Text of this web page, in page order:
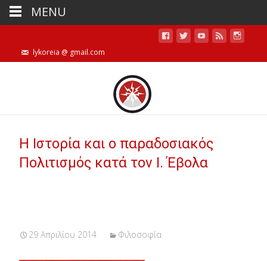
lykoreia @ gmail.com
Η Ιστορία και ο παραδοσιακός
Πολιτισμός κατά τον Ι. Έβολα
29 Απριλίου 2014 Φιλοσοφία
MENU